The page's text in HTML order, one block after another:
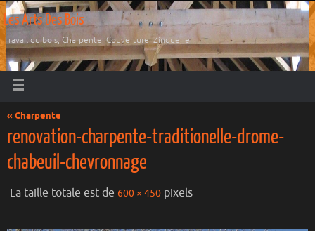
Les Arts Des Bois
Travail du bois, Charpente, Couverture, Zinguerie.
« Charpente
renovation-charpente-traditionelle-drome-
chabeuil-chevronnage
La taille totale est de 600 × 450 pixels